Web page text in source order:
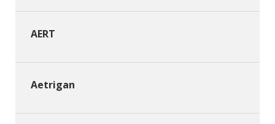
AERT
Aetrigan